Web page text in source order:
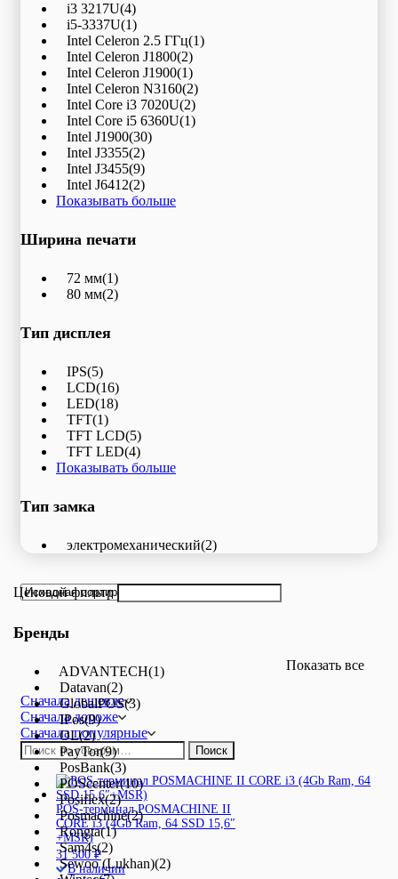
i3 3217U(4)
i5-3337U(1)
Intel Celeron 2.5 ГГц(1)
Intel Celeron J1800(2)
Intel Celeron J1900(1)
Intel Celeron N3160(2)
Intel Core i3 7020U(2)
Intel Core i5 6360U(1)
Intel J1900(30)
Intel J3355(2)
Intel J3455(9)
Intel J6412(2)
Показывать больше
Ширина печати
72 мм(1)
80 мм(2)
Тип дисплея
IPS(5)
LCD(16)
LED(18)
TFT(1)
TFT LCD(5)
TFT LED(4)
Показывать больше
Тип замка
электромеханический(2)
Ценовой фильтр
Бренды
ADVANTECH(1)
Datavan(2)
GlobalPOS(3)
IPos(9)
OL(2)
PayTor(9)
PosBank(3)
POScenter(10)
Posiflex(2)
Posmachine(2)
Rongta(1)
Sam4s(2)
Sewoo (Lukhan)(2)
Показать все
Сначала дешевле
Сначала дороже
Сначала популярные
Искать:
Поиск
POS-терминал POSMACHINE II
CORE i3 (4Gb Ram, 64 SSD 15,6″
+MSR)
31 500₽
В наличии